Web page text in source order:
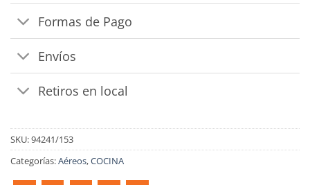
Formas de Pago
Envíos
Retiros en local
SKU:94241/153
Categorías:Aéreos,COCINA